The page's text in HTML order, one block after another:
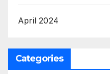
April 2024
Categories